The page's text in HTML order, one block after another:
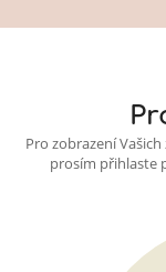
Pro zobrazení
prosím přihlaste